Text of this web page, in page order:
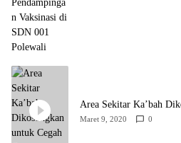
Area Sekitar Ka’bah
Maret 9, 2020 0